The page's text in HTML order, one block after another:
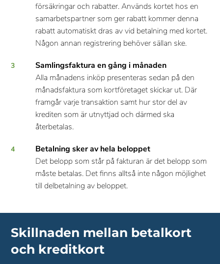
försäkringar och rabatter. Används kortet hos en
samarbetspartner som ger rabatt kommer denna
rabatt automatiskt dras av vid betalning med kortet.
Någon annan registrering behöver sällan ske.
Samlingsfaktura en gång i månaden
Alla månadens inköp presenteras sedan på den
månadsfaktura som kortföretaget skickar ut. Där
framgår varje transaktion samt hur stor del av
krediten som är utnyttjad och därmed ska
återbetalas.
Betalning sker av hela beloppet
Det belopp som står på fakturan är det belopp som
måste betalas. Det finns alltså inte någon möjlighet
till delbetalning av beloppet.
Skillnaden mellan betalkort
och kreditkort